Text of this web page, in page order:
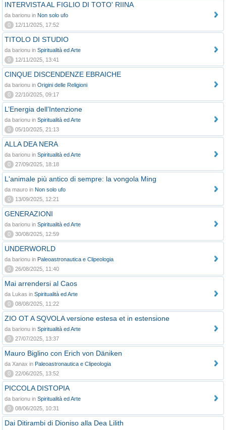
INTERVISTA AL FIGLIO DI TOTO' RIINA
da barionu in Non solo ufo
0
12/11/2025, 17:52
TITOLO DI STUDIO
da barionu in Spiritualità ed Arte
0
12/11/2025, 13:41
CINQUE DISCENDENZE EBRAICHE
da barionu in Origini delle Religioni
0
22/10/2025, 09:17
L’Energia dell’Intenzione
da barionu in Spiritualità ed Arte
0
05/10/2025, 21:13
ALLA DEA NERA
da barionu in Spiritualità ed Arte
0
27/09/2025, 18:18
L'animale più antico di sempre: la vongola Ming
da mauro in Non solo ufo
0
13/09/2025, 12:21
GENERAZIONI
da barionu in Spiritualità ed Arte
0
30/08/2025, 12:59
UNDERWORLD
da barionu in Paleoastronautica e Clipeologia
0
26/08/2025, 11:40
Mai arrendersi al Caos
da Lukas in Spiritualità ed Arte
0
08/08/2025, 11:22
ZIO OT A SQVOLA versione estesa et in estensione
da barionu in Spiritualità ed Arte
0
27/07/2025, 13:37
Mauro Biglino con Erich von Däniken
da Xanax in Paleoastronautica e Clipeologia
0
22/06/2025, 13:52
PICCOLA DISTOPIA
da barionu in Spiritualità ed Arte
0
08/06/2025, 10:31
Dai Ditirambi di Dioniso alla Dea Lilith